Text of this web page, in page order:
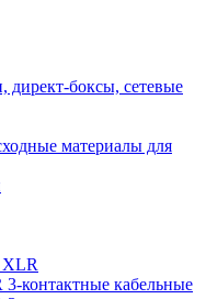
боксы, сетевые
материалы для
XLR
контактные кабельные